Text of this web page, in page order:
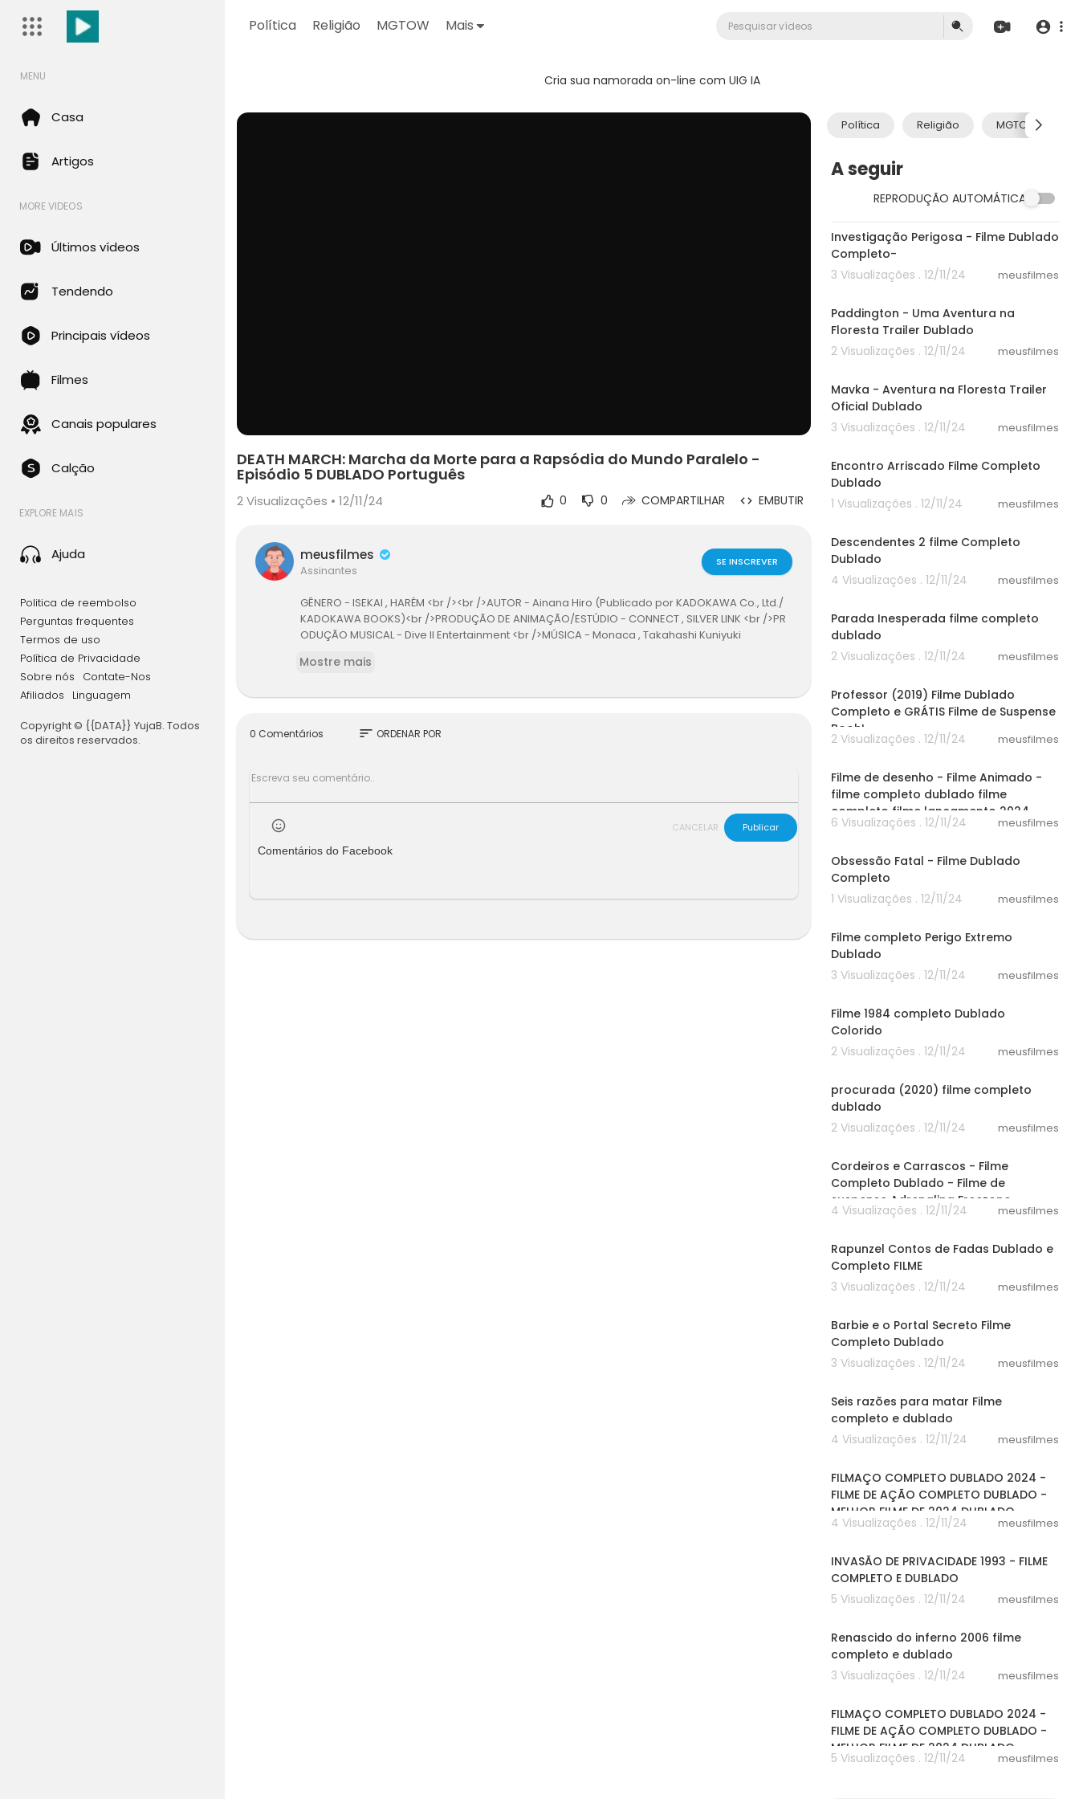
Política Religião MGTOW Mais
MENU
Casa
Artigos
MORE VIDEOS
Últimos vídeos
Tendendo
Principais vídeos
Filmes
Canais populares
Calção
EXPLORE MAIS
Ajuda
Politica de reembolso
Perguntas frequentes
Termos de uso
Política de Privacidade
Sobre nós
Contate-Nos
Afiliados
Linguagem
Copyright © {{DATA}} YujaB. Todos
os direitos reservados.
Cria sua namorada on-line com UIG IA
Política Religião MGTOW
A seguir
REPRODUÇÃO AUTOMÁTICA
40:15
Investigação Perigosa - Filme Dublado
Completo-
3 Visualizações . 12/11/24
meusfilmes
Paddington - Uma Aventura na
Floresta Trailer Dublado
2 Visualizações . 12/11/24
meusfilmes
Mavka - Aventura na Floresta Trailer
Oficial Dublado
3 Visualizações . 12/11/24
meusfilmes
Encontro Arriscado Filme Completo
Dublado
1 Visualizações . 12/11/24
meusfilmes
Descendentes 2 filme Completo
Dublado
4 Visualizações . 12/11/24
meusfilmes
Parada Inesperada filme completo
dublado
2 Visualizações . 12/11/24
meusfilmes
Professor (2019) Filme Dublado
Completo e GRÁTIS Filme de Suspense
Booh!
2 Visualizações . 12/11/24 meusfilmes
Filme de desenho - Filme Animado -
filme completo dublado filme
completo filme lançamento 2024
6 Visualizações . 12/11/24 meusfilmes
Obsessão Fatal - Filme Dublado
Completo
1 Visualizações . 12/11/24
meusfilmes
Filme completo Perigo Extremo
Dublado
3 Visualizações . 12/11/24
meusfilmes
Filme 1984 completo Dublado
Colorido
2 Visualizações . 12/11/24
meusfilmes
procurada (2020) filme completo
dublado
2 Visualizações . 12/11/24
meusfilmes
Cordeiros e Carrascos - Filme
Completo Dublado - Filme de
suspense Adrenalina Freezone
4 Visualizações . 12/11/24 meusfilmes
Rapunzel Contos de Fadas Dublado e
Completo FILME
3 Visualizações . 12/11/24
meusfilmes
Barbie e o Portal Secreto Filme
Completo Dublado
3 Visualizações . 12/11/24
meusfilmes
Seis razões para matar Filme
completo e dublado
4 Visualizações . 12/11/24
meusfilmes
FILMAÇO COMPLETO DUBLADO 2024 -
FILME DE AÇÃO COMPLETO DUBLADO -
MELHOR FILME DE 2024 DUBLADO
4 Visualizações . 12/11/24 meusfilmes
INVASÃO DE PRIVACIDADE 1993 - FILME
COMPLETO E DUBLADO
5 Visualizações . 12/11/24
meusfilmes
Renascido do inferno 2006 filme
completo e dublado
3 Visualizações . 12/11/24
meusfilmes
FILMAÇO COMPLETO DUBLADO 2024 -
FILME DE AÇÃO COMPLETO DUBLADO -
MELHOR FILME DE 2024 DUBLADO
5 Visualizações . 12/11/24 meusfilmes
DEATH MARCH: Marcha da Morte para a Rapsódia do Mundo Paralelo -
Episódio 5 DUBLADO Português
2Visualizações • 12/11/24 0 0 COMPARTILHAR EMBUTIR
meusfilmes
Assinantes
SE INSCREVER
GÊNERO - ISEKAI , HARÉM <br /><br />AUTOR - Ainana Hiro (Publicado por KADOKAWA Co., Ltd./
KADOKAWA BOOKS)<br />PRODUÇÃO DE ANIMAÇÃO/ESTÚDIO - CONNECT , SILVER LINK <br />PR
ODUÇÃO MUSICAL - Dive II Entertainment <br />MÚSICA - Monaca , Takahashi Kuniyuki
Mostre mais
0 Comentários sort ORDENAR POR
CANCELAR
Publicar
Comentários do Facebook